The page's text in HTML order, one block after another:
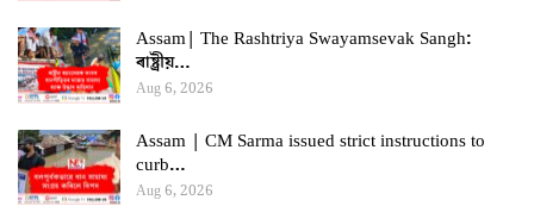
Assam| The Rashtriya Swayamsevak Sangh:
ৰাষ্ট্ৰীয়…
Aug 6, 2026
Assam | CM Sarma issued strict instructions to
curb…
Aug 6, 2026